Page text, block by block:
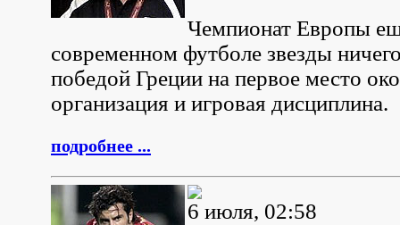
Чемпионат Европы
современном футболе звезды
победой Греции на первое место
организация и игровая дисциплина.
подробнее ...
6 июля, 02:58